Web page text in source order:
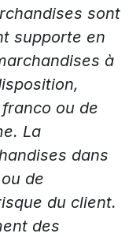
sont
supporte en
à
ou de
La
dans
de
du client.
des